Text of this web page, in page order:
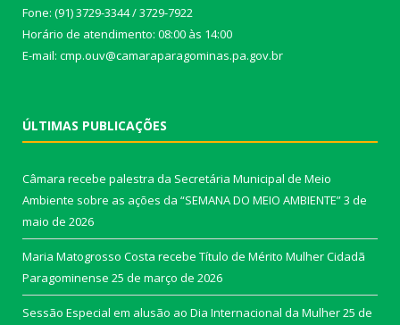
Fone: (91) 3729-3344 / 3729-7922
Horário de atendimento: 08:00 às 14:00
E-mail: cmp.ouv@camaraparagominas.pa.gov.br
ÚLTIMAS PUBLICAÇÕES
Câmara recebe palestra da Secretária Municipal de Meio
Ambiente sobre as ações da “SEMANA DO MEIO AMBIENTE”3 de
maio de 2026
Maria Matogrosso Costa recebe Título de Mérito Mulher Cidadã
Paragominense 25 de março de 2026
Sessão Especial em alusão ao Dia Internacional da Mulher25 de